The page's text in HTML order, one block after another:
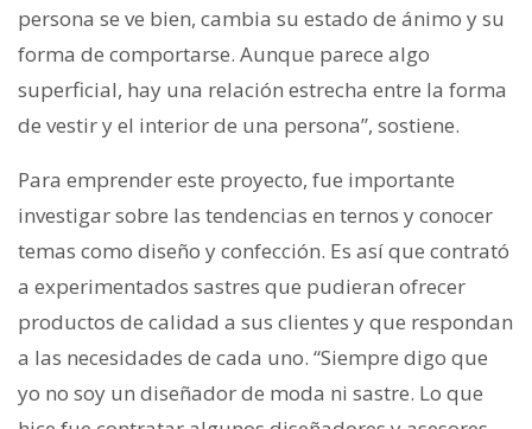
persona se ve bien, cambia su estado de ánimo y su
forma de comportarse. Aunque parece algo
superficial, hay una relación estrecha entre la forma
de vestir y el interior de una persona”, sostiene.
Para emprender este proyecto, fue importante
investigar sobre las tendencias en ternos y conocer
temas como diseño y confección. Es así que contrató
a experimentados sastres que pudieran ofrecer
productos de calidad a sus clientes y que respondan
a las necesidades de cada uno. “Siempre digo que
yo no soy un diseñador de moda ni sastre. Lo que